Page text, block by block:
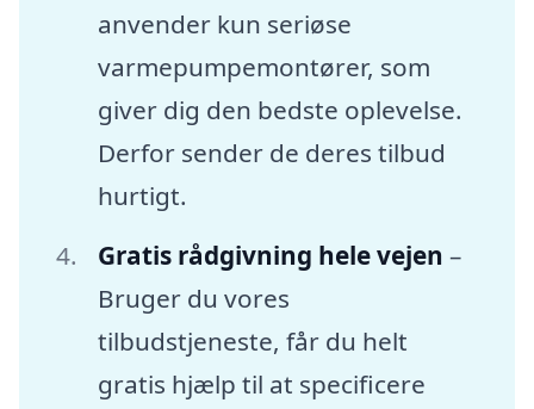
anvender kun seriøse
varmepumpemontører, som
giver dig den bedste oplevelse.
Derfor sender de deres tilbud
hurtigt.
Gratis rådgivning hele vejen –
Bruger du vores
tilbudstjeneste, får du helt
gratis hjælp til at specificere